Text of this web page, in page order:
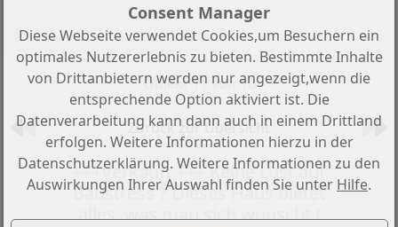
Objekt 11 von 18
Zurück zur Übersicht
+++Verkauft +++ Keine Lust auf
Baustress ? Dieses Haus bietet
alles, was man sich wünscht !
Consent Manager
Diese Webseite verwendet Cookies,um Besuchern ein
optimales Nutzererlebnis zu bieten. Bestimmte Inhalte
von Drittanbietern werden nur angezeigt,wenn die
entsprechende Option aktiviert ist. Die
Datenverarbeitung kann dann auch in einem Drittland
erfolgen. Weitere Informationen hierzu in der
Datenschutzerklärung. Weitere Informationen zu den
Auswirkungen Ihrer Auswahl finden Sie unter Hilfe.